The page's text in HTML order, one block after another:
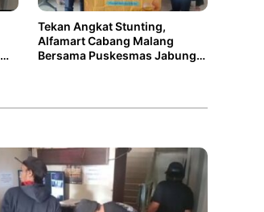
Tekan Angkat Stunting,
Alfamart Cabang Malang
Bersama Puskesmas Jabung